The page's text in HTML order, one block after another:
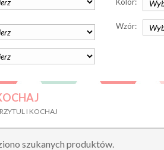
Wzór:
I KOCHAJ
szukanych produktów.